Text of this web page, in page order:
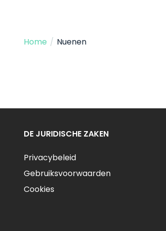
Home / Nuenen
DE JURIDISCHE ZAKEN
Privacybeleid
Gebruiksvoorwaarden
Cookies